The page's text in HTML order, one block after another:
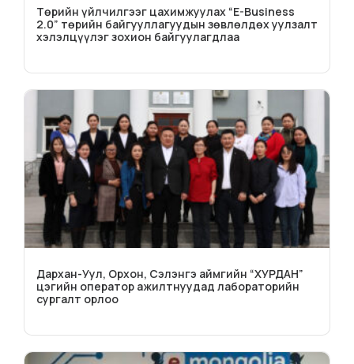
Төрийн үйлчилгээг цахимжуулах “E-Business
2.0” төрийн байгууллагуудын зөвлөлдөх уулзалт
хэлэлцүүлэг зохион байгуулагдлаа
Дархан-Уул, Орхон, Сэлэнгэ аймгийн “ХУРДАН”
цэгийн оператор ажилтнуудад лабораторийн
сургалт орлоо